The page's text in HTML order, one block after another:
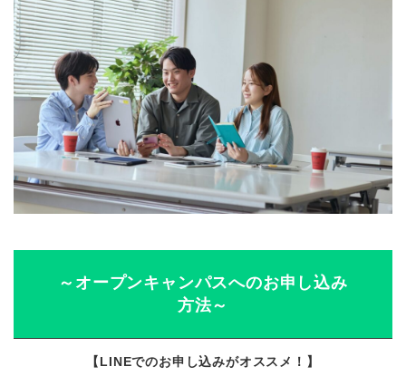
～オープンキャンパスへのお申し込み
方法～
【LINEでのお申し込みがオススメ！】